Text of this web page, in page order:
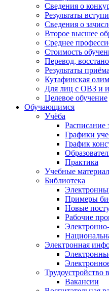
Сведения о
Результаты
Сведения о
Второе высшее
Среднее
Стоимость
Перевод,
Результаты
Кутафинская
Для лиц с ОВЗ и
Целевое обучение
Обучающимся
Учёба
Расписание
Графики
График
Практика
Учебные
Библиотека
Примеры
Новые
Рабочие
Электронная
Трудоустройство
Вакансии